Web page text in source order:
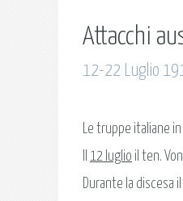
Attacchi
12-22 Luglio
Le truppe italiane
12 luglio il ten.
Durante la discesa